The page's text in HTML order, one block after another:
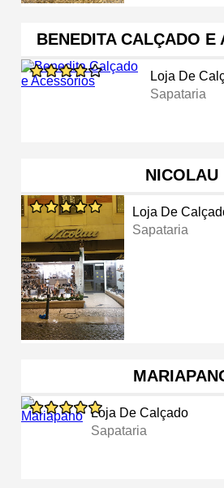
BENEDITA CALÇADO E
Loja De
Sapataria
NICOLAU
Loja De
Sapataria
Loja De Calçado
Sapataria